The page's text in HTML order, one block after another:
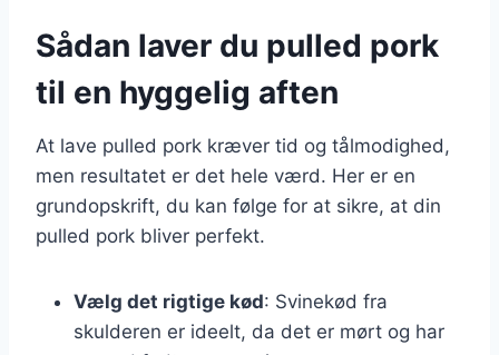
Sådan laver du pulled pork
til en hyggelig aften
At lave pulled pork kræver tid og tålmodighed,
men resultatet er det hele værd. Her er en
grundopskrift, du kan følge for at sikre, at din
pulled pork bliver perfekt.
Vælg det rigtige kød: Svinekød fra
skulderen er ideelt, da det er mørt og har